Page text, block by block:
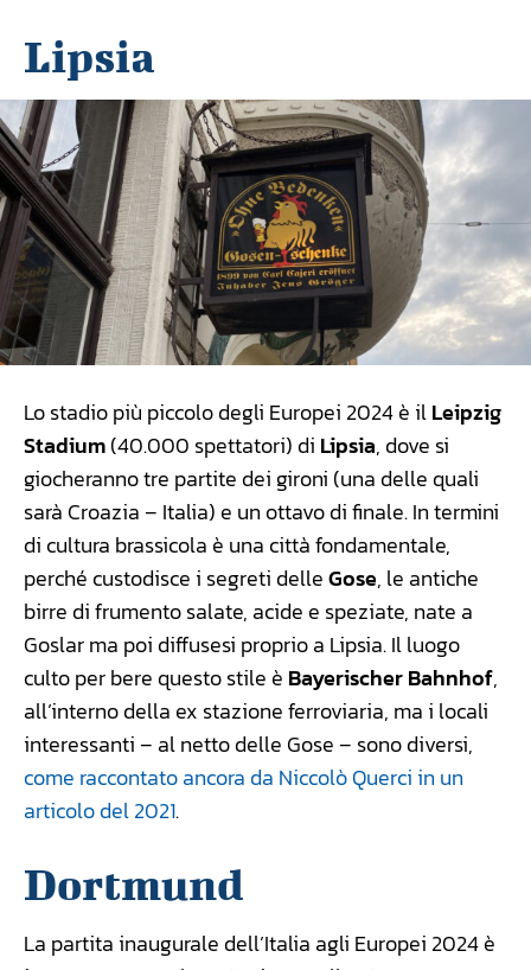
Lipsia
Lo stadio più piccolo degli Europei 2024 è ilLeipzig
Stadium(40.000 spettatori) di Lipsia, dove si
giocheranno tre partite dei gironi (una delle quali
sarà Croazia – Italia) e un ottavo di finale. In termini
di cultura brassicola è una città fondamentale,
perché custodisce i segreti delleGose, le antiche
birre di frumento salate, acide e speziate, nate a
Goslar ma poi diffusesi proprio a Lipsia. Il luogo
culto per bere questo stile è Bayerischer Bahnhof,
all’interno della ex stazione ferroviaria, ma i locali
interessanti – al netto delle Gose – sono diversi,
come raccontato ancora da Niccolò Querci in un
articolo del 2021.
Dortmund
La partita inaugurale dell’Italia agli Europei 2024 è